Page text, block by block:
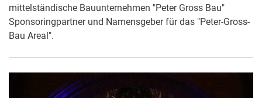
mittelständische Bauunternehmen "Peter Gross Bau"
Sponsoringpartner und Namensgeber für das "Peter-Gross-
Bau Areal".